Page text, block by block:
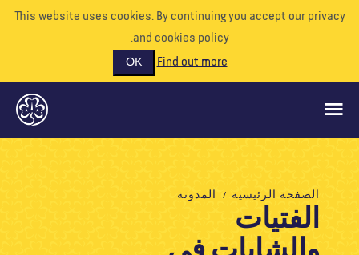
This website uses cookies. By continuing you accept our
and cookies policy.
Find out more
OK
ماذا نفعل
الصفحة الرئيسية المدونة
الفتيات